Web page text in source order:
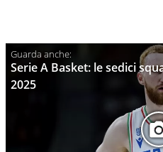
Serie A Basket: le sedici
2025